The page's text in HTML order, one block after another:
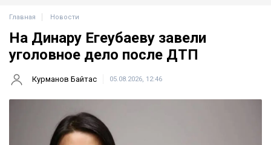
Главная Новости
На Динару Егеубаеву завели
уголовное дело после ДТП
Курманов Байтас 05.08.2026, 12:46